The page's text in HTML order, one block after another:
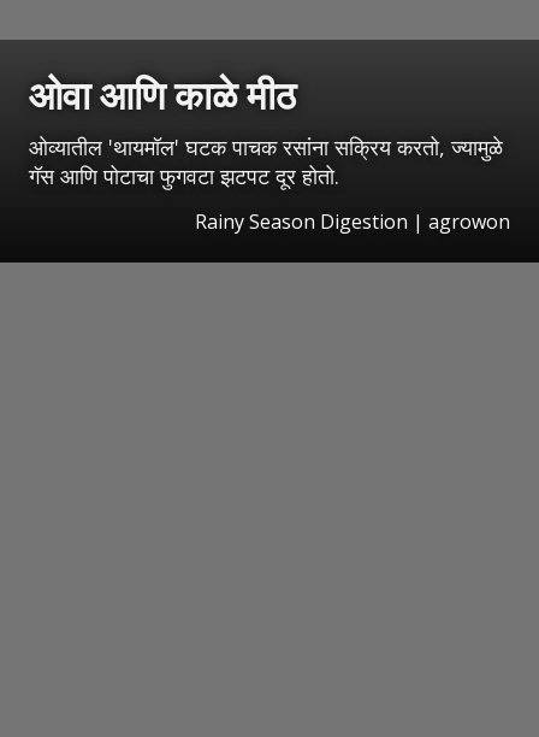
ओवा आणि काळे मीठ
ओव्यातील 'थायमॉल' घटक पाचक रसांना सक्रिय करतो, ज्यामुळे
गॅस आणि पोटाचा फुगवटा झटपट दूर होतो.
Rainy Season Digestion | agrowon